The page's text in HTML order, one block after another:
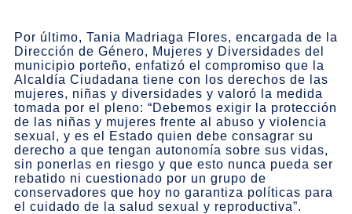
Por último, Tania Madriaga Flores, encargada de la
Dirección de Género, Mujeres y Diversidades del
municipio porteño, enfatizó el compromiso que la
Alcaldía Ciudadana tiene con los derechos de las
mujeres, niñas y diversidades y valoró la medida
tomada por el pleno: “Debemos exigir la protección
de las niñas y mujeres frente al abuso y violencia
sexual, y es el Estado quien debe consagrar su
derecho a que tengan autonomía sobre sus vidas,
sin ponerlas en riesgo y que esto nunca pueda ser
rebatido ni cuestionado por un grupo de
conservadores que hoy no garantiza políticas para
el cuidado de la salud sexual y reproductiva”.